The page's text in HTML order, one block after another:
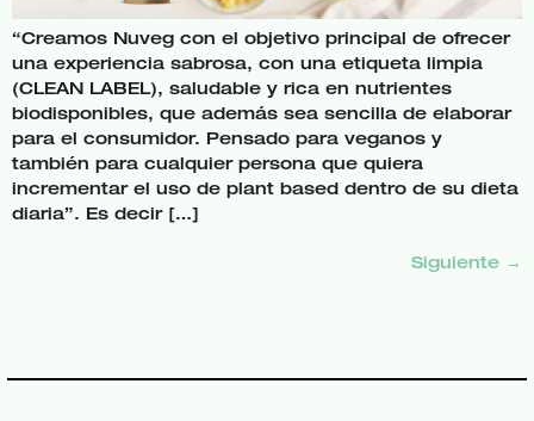
“Creamos Nuveg con el objetivo principal de ofrecer
una experiencia sabrosa, con una etiqueta limpia
(CLEAN LABEL), saludable y rica en nutrientes
biodisponibles, que además sea sencilla de elaborar
para el consumidor. Pensado para veganos y
también para cualquier persona que quiera
incrementar el uso de plant based dentro de su dieta
diaria”. Es decir […]
Siguiente →